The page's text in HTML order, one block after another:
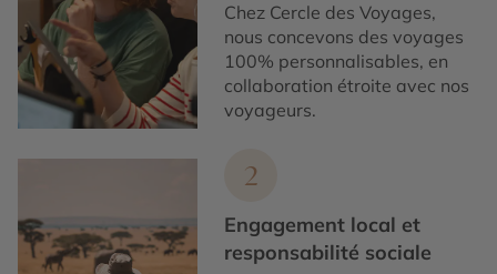
Chez Cercle des Voyages,
nous concevons des voyages
100% personnalisables, en
collaboration étroite avec nos
voyageurs.
2
Engagement local et
responsabilité sociale